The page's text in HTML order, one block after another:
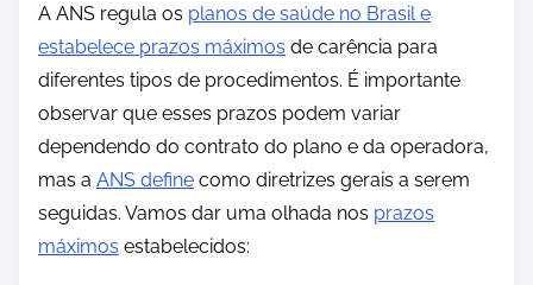
A ANS regula os planos de saúde no Brasil e
estabelece prazos máximos de carência para
diferentes tipos de procedimentos. É importante
observar que esses prazos podem variar
dependendo do contrato do plano e da operadora,
mas a ANS define como diretrizes gerais a serem
seguidas. Vamos dar uma olhada nos prazos
máximos estabelecidos: